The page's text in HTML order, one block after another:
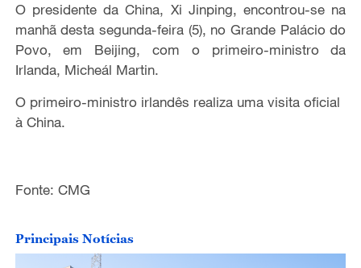
O presidente da China, Xi Jinping, encontrou-se na
manhã desta segunda-feira (5), no Grande Palácio do
Povo, em Beijing, com o primeiro-ministro da
Irlanda, Micheál Martin.
O primeiro-ministro irlandês realiza uma visita oficial
à China.
Fonte: CMG
Principais Notícias